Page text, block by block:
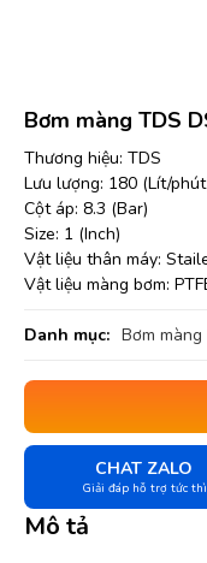
Bơm màng TDS
Thương hiệu: TDS
Lưu lượng: 180 (Lít/
Cột áp: 8.3 (Bar)
Size: 1 (Inch)
Vật liệu thân máy:
Vật liệu màng bơm:
Danh mục: Bơm
CHAT ZALO
Giải đáp hỗ trợ tức thì
Mô tả